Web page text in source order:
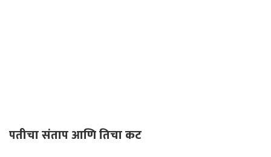
पतीचा संताप आणि तिचा कट